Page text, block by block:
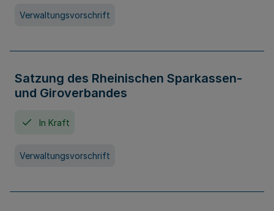
Verwaltungsvorschrift
Satzung des Rheinischen Sparkassen-
und Giroverbandes
In Kraft
Verwaltungsvorschrift